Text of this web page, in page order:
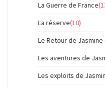
La Guerre de France
La réserve(10)
Le Retour de Jasmine
Les aventures de
Les exploits de